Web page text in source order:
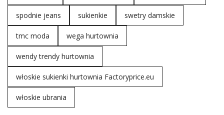
spodnie jeans sukienkie swetry damskie
tmc moda wega hurtownia
wendy trendy hurtownia
włoskie sukienki hurtownia Factoryprice.eu
włoskie ubrania